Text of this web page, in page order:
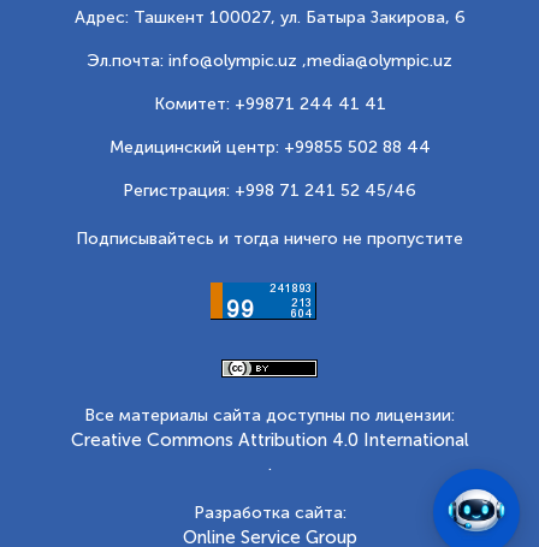
Адрес: Ташкент 100027, ул. Батыра Закирова, 6
Эл.почта: info@olympic.uz ,media@olympic.uz
Комитет: +99871 244 41 41
Медицинский центр: +99855 502 88 44
Регистрация: +998 71 241 52 45/46
Подписывайтесь и тогда ничего не пропустите
Все материалы сайта доступны по лицензии:
Creative Commons Attribution 4.0 International
.
Разработка сайта:
Online Service Group